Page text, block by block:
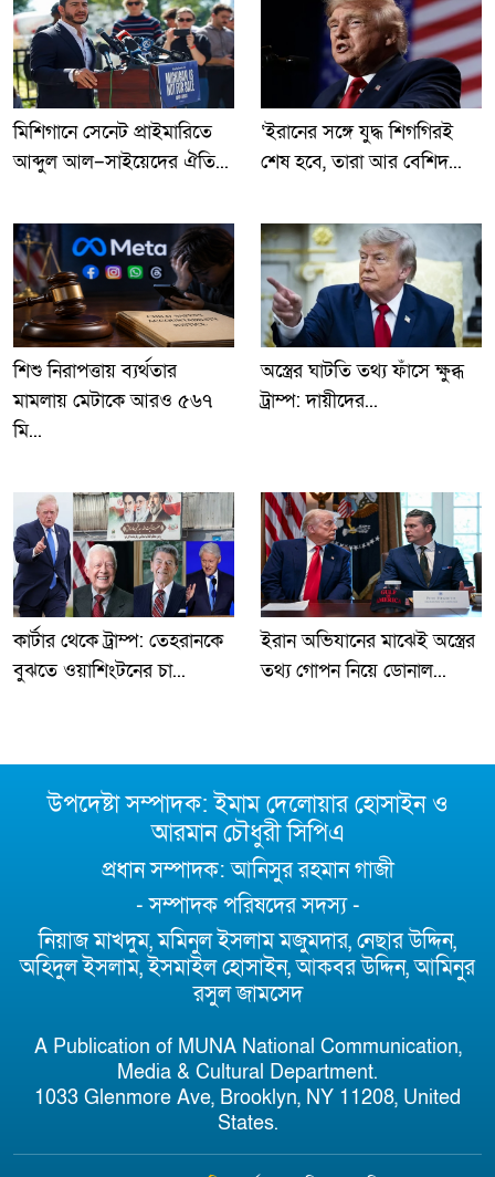
মিশিগানে সেনেট প্রাইমারিতে
আব্দুল আল–সাইয়েদের ঐতি...
‘ইরানের সঙ্গে যুদ্ধ শিগগিরই
শেষ হবে, তারা আর বেশিদ...
শিশু নিরাপত্তায় ব্যর্থতার
মামলায় মেটাকে আরও ৫৬৭
মি...
অস্ত্রের ঘাটতি তথ্য ফাঁসে ক্ষুব্ধ
ট্রাম্প: দায়ীদের...
কার্টার থেকে ট্রাম্প: তেহরানকে
বুঝতে ওয়াশিংটনের চা...
ইরান অভিযানের মাঝেই অস্ত্রের
তথ্য গোপন নিয়ে ডোনাল...
উপদেষ্টা সম্পাদক: ইমাম দেলোয়ার হোসাইন ও
আরমান চৌধুরী সিপিএ
প্রধান সম্পাদক: আনিসুর রহমান গাজী
- সম্পাদক পরিষদের সদস্য -
নিয়াজ মাখদুম, মমিনুল ইসলাম মজুমদার, নেছার উদ্দিন,
অহিদুল ইসলাম, ইসমাইল হোসাইন, আকবর উদ্দিন, আমিনুর
রসুল জামসেদ
A Publication of MUNA National Communication,
Media & Cultural Department.
1033 Glenmore Ave, Brooklyn, NY 11208, United
States.